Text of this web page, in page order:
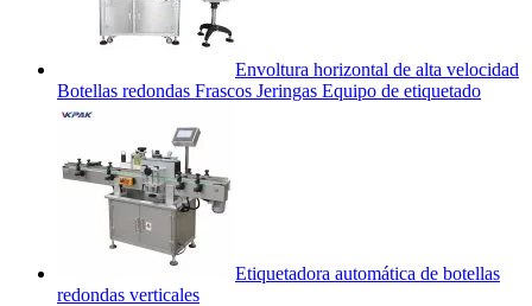
Envoltura horizontal de alta velocidad
Botellas redondas Frascos Jeringas Equipo de etiquetado
Etiquetadora automática de botellas
redondas verticales